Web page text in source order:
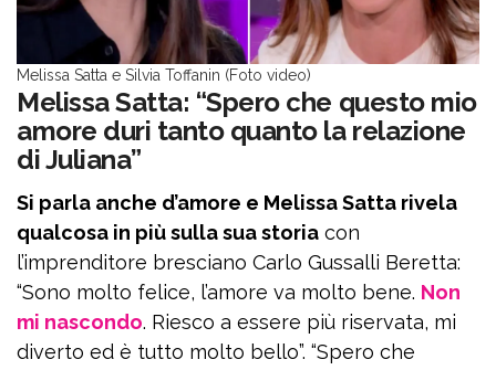
Melissa Satta e Silvia Toffanin (Foto video)
Melissa Satta: “Spero che questo mio
amore duri tanto quanto la relazione
di Juliana”
Si parla anche d’amore e Melissa Satta rivela
qualcosa in più sulla sua storia con
l’imprenditore bresciano Carlo Gussalli Beretta:
“Sono molto felice, l’amore va molto bene. Non
mi nascondo. Riesco a essere più riservata, mi
diverto ed è tutto molto bello”. “Spero che